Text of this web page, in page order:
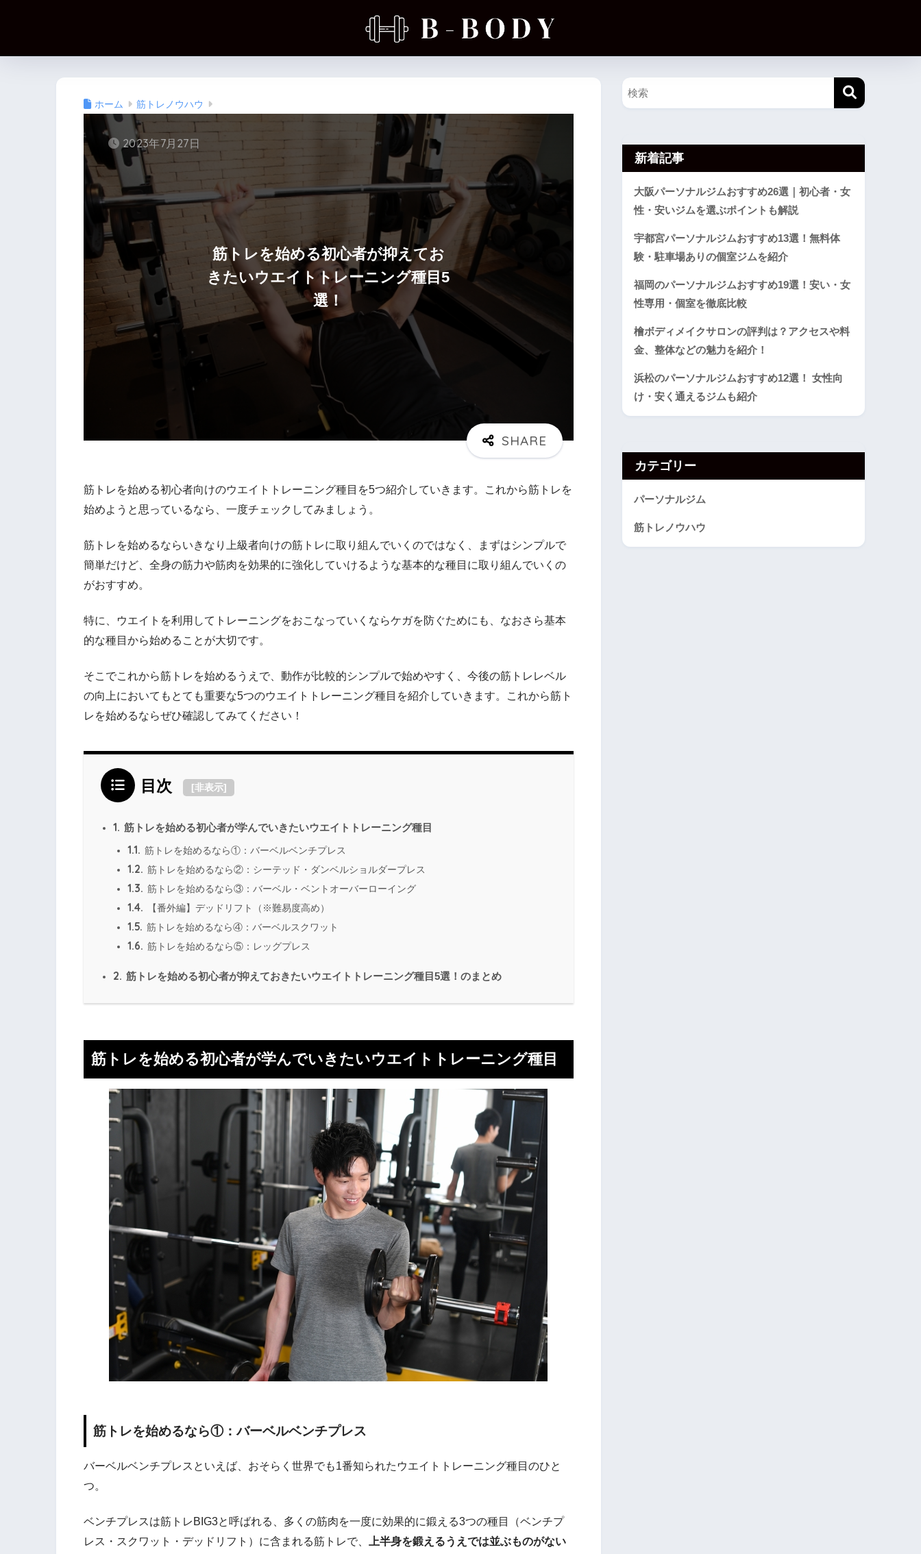
ホーム 筋トレノウハウ
筋トレを始める初心者が抑えてお
きたいウエイトトレーニング種目5
選！
2023年7月27日
筋トレを始める初心者向けのウエイトトレーニング種目を5つ紹介していきます。これから筋トレを
始めようと思っているなら、一度チェックしてみましょう。
筋トレを始めるならいきなり上級者向けの筋トレに取り組んでいくのではなく、まずはシンプルで
簡単だけど、全身の筋力や筋肉を効果的に強化していけるような基本的な種目に取り組んでいくの
がおすすめ。
特に、ウエイトを利用してトレーニングをおこなっていくならケガを防ぐためにも、なおさら基本
的な種目から始めることが大切です。
そこでこれから筋トレを始めるうえで、動作が比較的シンプルで始めやすく、今後の筋トレレベル
の向上においてもとても重要な5つのウエイトトレーニング種目を紹介していきます。
これから筋ト
レを始めるならぜひ確認してみてください！
目次 [非表示]
1. 筋トレを始める初心者が学んでいきたいウエイトトレーニング種目
1.1. 筋トレを始めるなら①：バーベルベンチプレス
1.2. 筋トレを始めるなら②：シーテッド・ダンベルショルダープレス
1.3. 筋トレを始めるなら③：バーベル・ベントオーバーローイング
1.4. 【番外編】デッドリフト（※難易度高め）
1.5. 筋トレを始めるなら④：バーベルスクワット
1.6. 筋トレを始めるなら⑤：レッグプレス
2. 筋トレを始める初心者が抑えておきたいウエイトトレーニング種目5選！のまとめ
筋トレを始める初心者が学んでいきたいウエイトトレーニング種目
筋トレを始めるなら①：バーベルベンチプレス
バーベルベンチプレスといえば、おそらく世界でも1番知られたウエイトトレーニング種目のひと
つ。
ベンチプレスは筋トレBIG3と呼ばれる、多くの筋肉を一度に効果的に鍛える3つの種目（ベンチプ
レス・スクワット・デッドリフト）に含まれる筋トレで、
上半身を鍛えるうえでは並ぶものがない
新着記事
大阪パーソナルジムおすすめ26選｜初心者・女
性・安いジムを選ぶポイントも解説
宇都宮パーソナルジムおすすめ13選！無料体
験・駐車場ありの個室ジムを紹介
福岡のパーソナルジムおすすめ19選！安い・女
性専用・個室を徹底比較
檜ボディメイクサロンの評判は？アクセスや料
金、整体などの魅力を紹介！
浜松のパーソナルジムおすすめ12選！ 女性向
け・安く通えるジムも紹介
カテゴリー
パーソナルジム
筋トレノウハウ